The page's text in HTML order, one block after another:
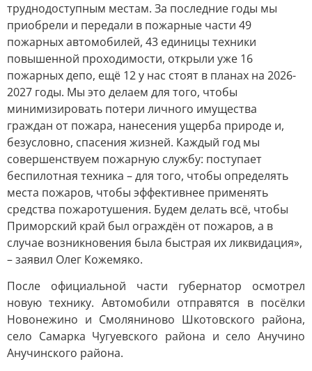
труднодоступным местам. За последние годы мы
приобрели и передали в пожарные части 49
пожарных автомобилей, 43 единицы техники
повышенной проходимости, открыли уже 16
пожарных депо, ещё 12 у нас стоят в планах на 2026-
2027 годы. Мы это делаем для того, чтобы
минимизировать потери личного имущества
граждан от пожара, нанесения ущерба природе и,
безусловно, спасения жизней. Каждый год мы
совершенствуем пожарную службу: поступает
беспилотная техника – для того, чтобы определять
места пожаров, чтобы эффективнее применять
средства пожаротушения. Будем делать всё, чтобы
Приморский край был ограждён от пожаров, а в
случае возникновения была быстрая их ликвидация»,
– заявил Олег Кожемяко.
После официальной части губернатор осмотрел
новую технику. Автомобили отправятся в посёлки
Новонежино и Смоляниново Шкотовского района,
село Самарка Чугуевского района и село Анучино
Анучинского района.